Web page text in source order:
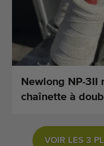
Recherche par type
Dernières
Alertes Machines
Importez une
Newlong NP-3II
chaînette à
VOIR LES 3